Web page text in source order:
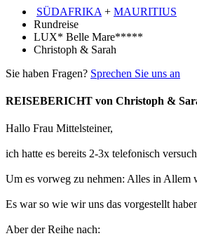
SÜDAFRIKA + MAURITIUS
Rundreise
LUX* Belle Mare*****
Christoph & Sarah
Sie haben Fragen? Sprechen Sie uns an
REISEBERICHT von Christoph &
Hallo Frau Mittelsteiner,
ich hatte es bereits 2-3x telefonisch
Um es vorweg zu nehmen: Alles in Allem
Es war so wie wir uns das vorgestellt
Aber der Reihe nach: